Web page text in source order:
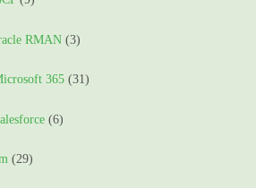
RMAN (3)
365 (31)
(6)
(29)